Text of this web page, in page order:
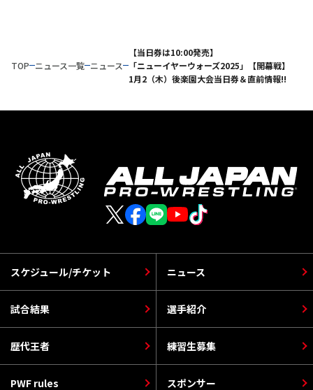
TOP ニュース一覧 ニュース
【当日券は10:00発売】
「ニューイヤーウォーズ2025」【開幕戦】
1月2（木）後楽園大会当日券＆直前情報!!
スケジュール/チケット
選手紹介
PWF rules
ニュース
歴代王者
スポンサー
試合結果
練習生募集